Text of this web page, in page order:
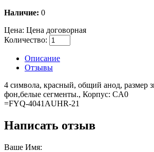
Наличие: 0
Цена: Цена договорная
Количество:
Описание
Отзывы
4 символа, красный, общий анод, размер
фон,белые сегменты., Корпус: CA0
=FYQ-4041AUHR-21
Написать отзыв
Ваше Имя: